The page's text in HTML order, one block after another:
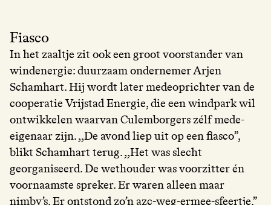
Fiasco
In het zaaltje zit ook een groot voorstander van
windenergie: duurzaam ondernemer Arjen
Schamhart. Hij wordt later medeoprichter van de
cooperatie Vrijstad Energie, die een windpark wil
ontwikkelen waarvan Culemborgers zélf mede-
eigenaar zijn. ,,De avond liep uit op een fiasco”,
blikt Schamhart terug. ,,Het was slecht
georganiseerd. De wethouder was voorzitter én
voornaamste spreker. Er waren alleen maar
nimby’s. Er ontstond zo’n azc-weg-ermee-sfeertje.”